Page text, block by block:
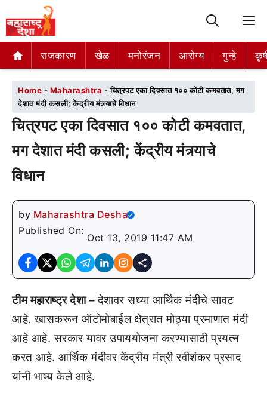
राजकारण खेळ मनोरंजन आरोग्य गुन्हे
राजकारण खेळ मनोरंजन आरोग्य गुन्हे
Home - Maharashtra -चित्रपट एका दिवसात १०० कोटी कमवतात, मग
देशात मंदी कसली; केंद्रीय मंत्र्याचे विधान
चित्रपट एका दिवसात १०० कोटी कमवतात,
मग देशात मंदी कसली; केंद्रीय मंत्र्याचे
विधान
by Maharashtra Desha
Published On:
Oct 13, 2019 11:47 AM
टीम महाराष्ट्र देशा –देशावर सध्या आर्थिक मंदीचे सावट
आहे. खासकरून ऑटोमोबाईल क्षेत्रात मोठ्या प्रमाणात मंदी
आहे आहे. सरकार यावर उपाययोजना करण्यासाठी प्रयत्न
करत आहे. आर्थिक मंदीवर केंद्रीय मंत्री रवीशंकर प्रसाद
यांनी भाष्य केले आहे.